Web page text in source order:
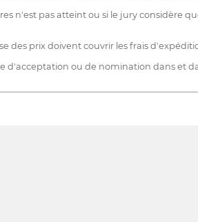
n'est pas atteint ou si le jury considère
des prix doivent couvrir les frais
ou de nomination dans et